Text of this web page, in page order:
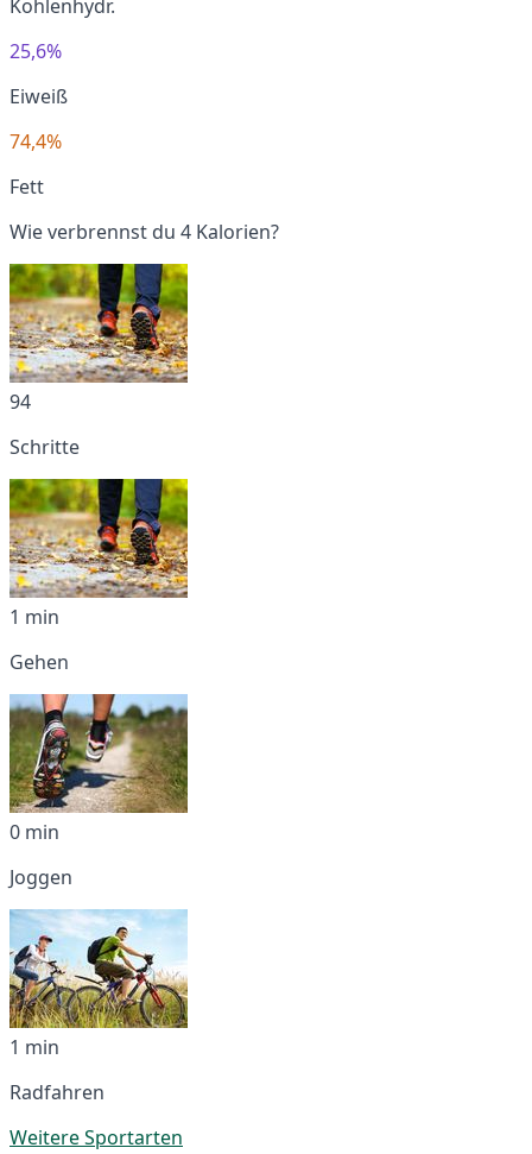
Kohlenhydr.
25,6%
Eiweiß
74,4%
Fett
Wie verbrennst du 4 Kalorien?
94
Schritte
1 min
Gehen
0 min
Joggen
1 min
Radfahren
Weitere Sportarten